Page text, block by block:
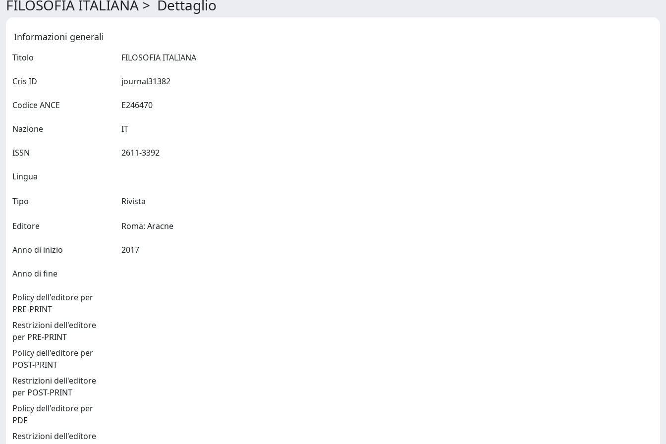
FILOSOFIA ITALIANA > Dettaglio
Informazioni generali
Titolo
Cris ID
Codice ANCE
Nazione
ISSN
Lingua
Tipo Rivista
Editore
Anno di inizio
Anno di fine
Policy dell'editore per
PRE-PRINT
Restrizioni dell'editore
per PRE-PRINT
Policy dell'editore per
POST-PRINT
Restrizioni dell'editore
per POST-PRINT
Policy dell'editore per
PDF
Restrizioni dell'editore